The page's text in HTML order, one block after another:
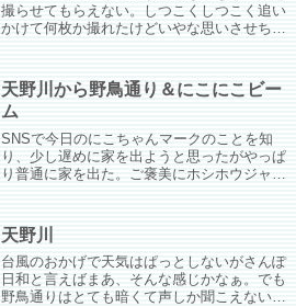
撮らせてもらえない。しつこくしつこく追い
かけて何枚か撮れたけどいやな思いさせちゃ
天野川から野鳥通り＆にこにこビー
ム
SNSで今日のにこちゃんマークのことを知
り、少し遅めに家を出ようと思ったがやっぱ
り普通に家を出た。ご褒美にホシホウジャク
天野川
台風のおかげで天気はぱっとしないがさんぽ
日和と言えばまあ、そんな感じかなぁ。でも
野鳥通りはとても暗くて声しか聞こえないか